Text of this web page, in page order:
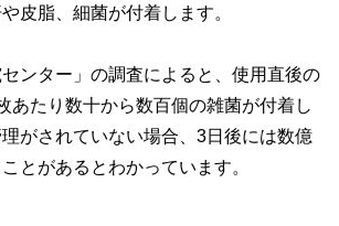
皮脂、細菌が付着します。
センター」の調査によると、使用直後の
あたり数十から数百個の雑菌が付着し
がされていない場合、3日後には数億
とがあるとわかっています。